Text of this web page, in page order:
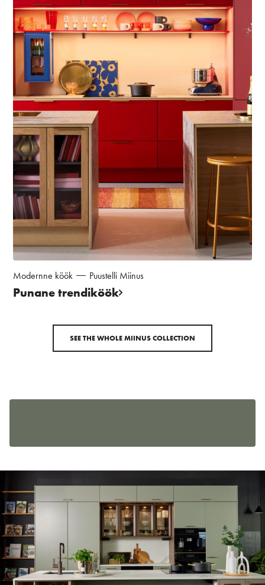
Modernne köök Puustelli Miinus
Punane trendiköök
SEE THE WHOLE MIINUS COLLECTION